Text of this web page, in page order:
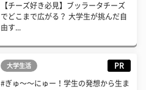
【チーズ好き必見】ブッラータチーズ
でどこまで広がる？ 大学生が挑んだ自
由す...
大学生活 PR
#ぎゅ〜〜にゅー！学生の発想から生ま